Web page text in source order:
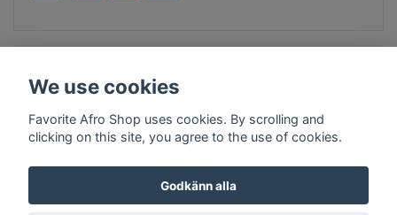
Kontakt Köpvillkor Företagsinfo
We use cookies
Favorite Afro Shop uses cookies. By scrolling and
clicking on this site, you agree to the use of cookies.
Godkänn alla